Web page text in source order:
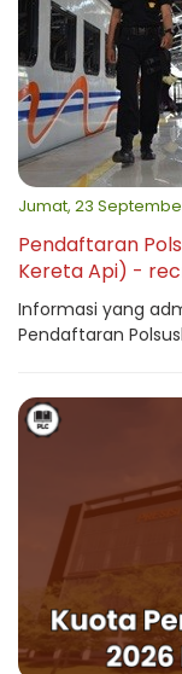
Jumat, 23
Pendaftaran
Kereta Api) -
Informasi yang
Pendaftaran